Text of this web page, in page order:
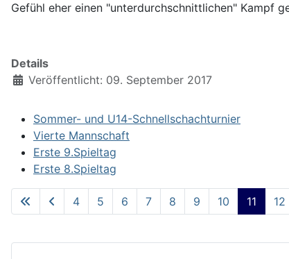
Gefühl eher einen "unterdurchschnittlichen" Kampf
Details
Veröffentlicht: 09. September 2017
Sommer- und U14-Schnellschachturnier
Vierte Mannschaft
Erste 9.Spieltag
Erste 8.Spieltag
4 5 6 7 8 9 10 11 12